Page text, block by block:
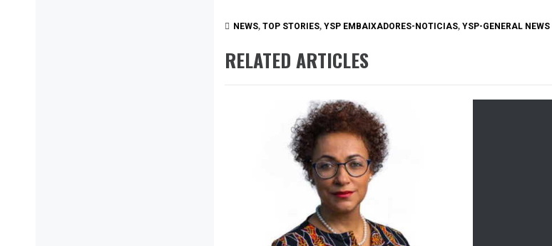
NEWS, TOP STORIES, YSP EMBAIXADORES-NOTICIAS, YSP-GENERAL NEWS
RELATED ARTICLES